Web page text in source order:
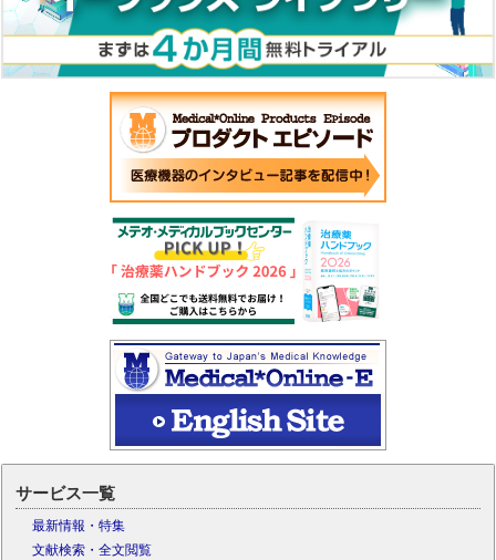
サービス一覧
最新情報・特集
文献検索・全文閲覧